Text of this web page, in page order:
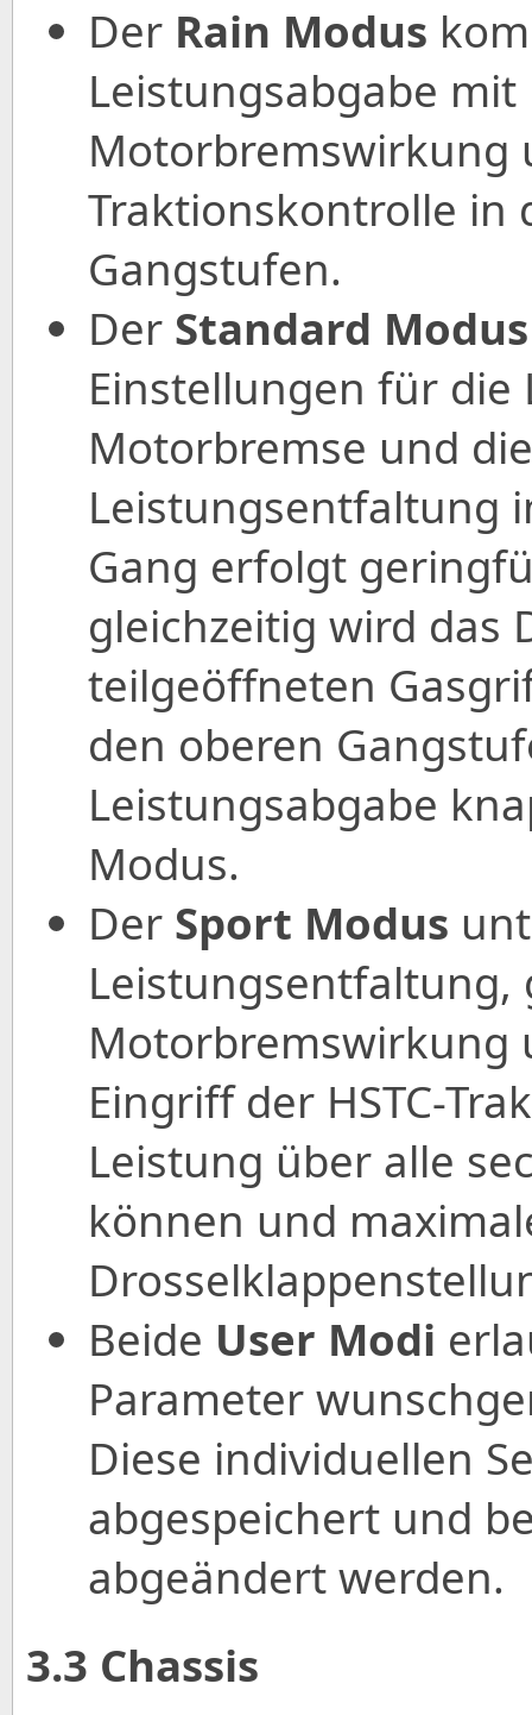
Der Rain Modus
Leistungsabgabe
Motorbremswirkung
Traktionskontrolle in
Gangstufen.
Der Standard Modus
Einstellungen für
Motorbremse und
Leistungsentfaltung
Gang erfolgt
gleichzeitig wird das
teilgeöffneten
den oberen
Leistungsabgabe
Modus.
Der Sport Modus
Leistungsentfaltung,
Motorbremswirkung
Eingriff der HSTC-
Leistung über alle
können und
Beide User Modi
Parameter
Diese individuellen
abgespeichert und
abgeändert werden.
3.3 Chassis